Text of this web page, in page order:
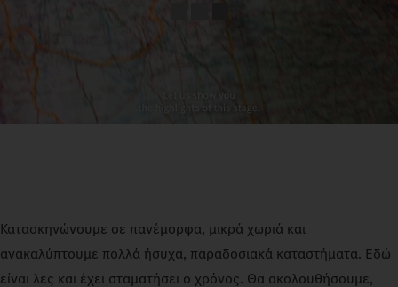
Κατασκηνώνουμε σε πανέμορφα, μικρά χωριά και
ανακαλύπτουμε πολλά ήσυχα, παραδοσιακά καταστήματα. Εδώ
είναι λες και έχει σταματήσει ο χρόνος. Θα ακολουθήσουμε,